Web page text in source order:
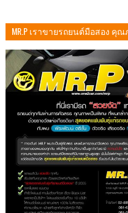
MR.P เราขายรถยนต์มือสอง คุ